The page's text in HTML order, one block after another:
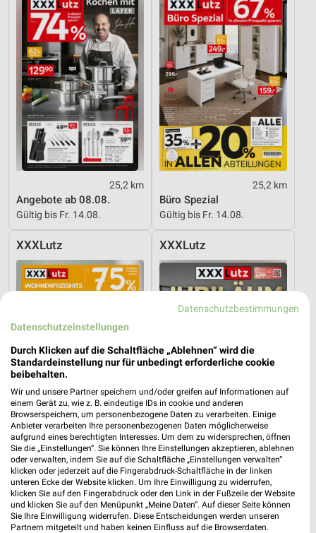
25,2 km
Angebote ab 08.08.
Gültig bis Fr. 14.08.
25,2 km
Büro Spezial
Gültig bis Fr. 14.08.
XXXLutz
25,2 km
Wohnenpreishits
Gültig bis Fr. 14.08.
XXXLutz
25,2 km
Angebote ab 08.08.
Gültig bis Fr. 14.08.
XXXLutz XXXLutz
Datenschutzbestimmungen
Datenschutzeinstellungen
Durch Klicken auf die Schaltfläche „Ablehnen“ wird die
Standardeinstellung nur für unbedingt erforderliche cookie
beibehalten.
Wir und unsere Partner speichern und/oder greifen auf Informationen auf
einem Gerät zu, wie z. B. eindeutige IDs in cookie und anderen
Browserspeichern, um personenbezogene Daten zu verarbeiten. Einige
Anbieter verarbeiten Ihre personenbezogenen Daten möglicherweise
aufgrund eines berechtigten Interesses. Um dem zu widersprechen, öffnen
Sie die „Einstellungen“. Sie können Ihre Einstellungen akzeptieren, ablehnen
oder verwalten, indem Sie auf die Schaltfläche „Einstellungen verwalten“
klicken oder jederzeit auf die Fingerabdruck-Schaltfläche in der linken
unteren Ecke der Website klicken. Um Ihre Einwilligung zu widerrufen,
klicken Sie auf den Fingerabdruck oder den Link in der Fußzeile der Website
und klicken Sie auf den Menüpunkt „Meine Daten“. Auf dieser Seite können
Sie Ihre Einwilligung widerrufen. Diese Entscheidungen werden unseren
Partnern mitgeteilt und haben keinen Einfluss auf die Browserdaten.